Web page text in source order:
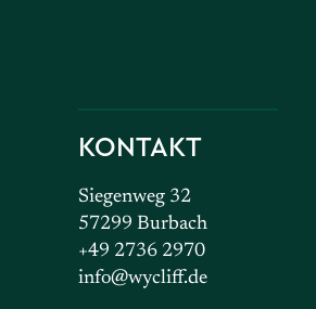
KONTAKT
Siegenweg 32
57299 Burbach
+49 2736 2970
info@wycliff.de